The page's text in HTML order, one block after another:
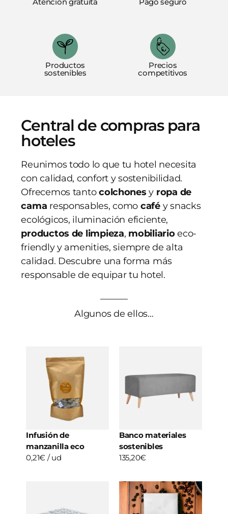
Productos
sostenibles
Precios
competitivos
Central de compras para
hoteles
Reunimos todo lo que tu hotel necesita
con calidad, confort y sostenibilidad.
Ofrecemos tantocolchones y ropa de
cama responsables, como caféy snacks
ecológicos, iluminación eficiente,
productos de limpieza, mobiliarioeco-
friendly y amenities, siempre de alta
calidad. Descubre una forma más
responsable de equipar tu hotel.
Algunos de ellos…
Infusión de
manzanilla eco
0,21€ / ud
Banco materiales
sostenibles
135,20€